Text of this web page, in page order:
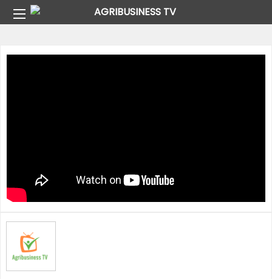
Pays Burkina Faso Vie Rurale À Tougan